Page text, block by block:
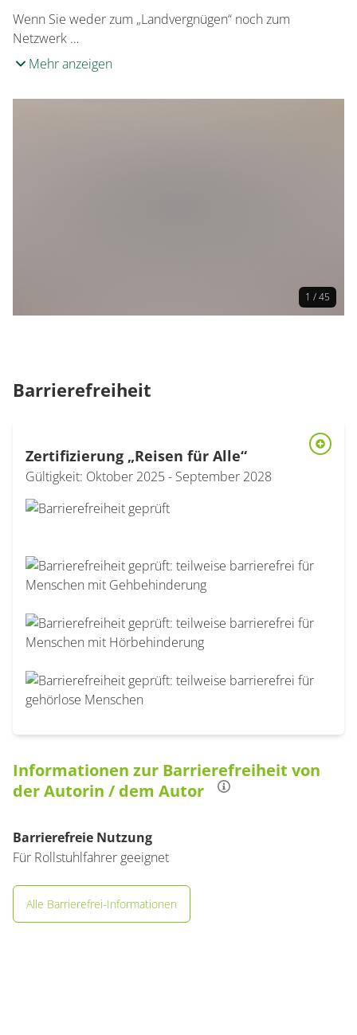
Wenn Sie weder zum „Landvergnügen“ noch zum
Netzwerk …
Mehr anzeigen
1 / 45
Barrierefreiheit
Zertifizierung „Reisen für Alle“
Modal Barrierefreiheit-Zertifizierung Reisen für alle öffnen
Gültigkeit: Oktober 2025 - September 2028
Informationen zur Barrierefreiheit von
der Autorin / dem Autor
Barrierefreie Nutzung
Für Rollstuhlfahrer geeignet
Alle Barrierefrei-Informationen